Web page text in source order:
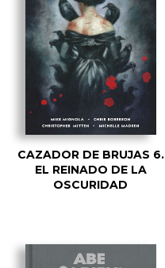
CAZADOR DE BRUJAS 6.
EL REINADO DE LA
OSCURIDAD